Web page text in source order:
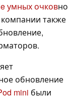
умных очковно
также
обновление
mini были